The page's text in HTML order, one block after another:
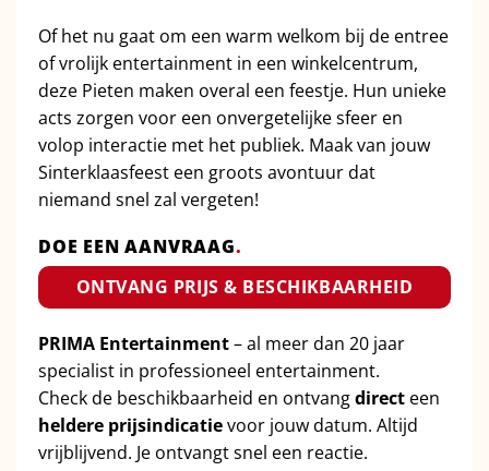
Of het nu gaat om een warm welkom bij de entree
of vrolijk entertainment in een winkelcentrum,
deze Pieten maken overal een feestje. Hun unieke
acts zorgen voor een onvergetelijke sfeer en
volop interactie met het publiek. Maak van jouw
Sinterklaasfeest een groots avontuur dat
niemand snel zal vergeten!
DOE EEN AANVRAAG.
ONTVANG PRIJS & BESCHIKBAARHEID
PRIMA Entertainment– al meer dan 20 jaar
specialist in professioneel entertainment.
Check de beschikbaarheid en ontvangdirect een
heldere prijsindicatievoor jouw datum. Altijd
vrijblijvend. Je ontvangt snel een reactie.